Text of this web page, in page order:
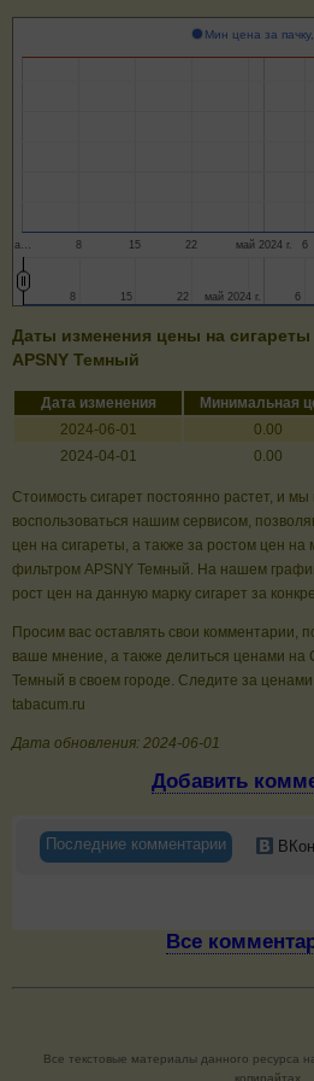
Мин цена за
а… май 2024 г.
8 15 22 6
май 2024 г.
май 2024 г.
8
8 15
15 22
22 6
6
Даты изменения цены на
APSNY Темный
Дата изменения Минимальная
2024-06-01
0.00
2024-04-01
0.00
Стоимость сигарет постоянно растет, и
воспользоваться нашим сервисом,
цен на сигареты, а также за ростом цен на
фильтром APSNY Темный. На нашем
рост цен на данную марку сигарет за
Просим вас оставлять свои комментарии,
ваше мнение, а также делиться ценами на
Темный в своем городе. Следите за
tabacum.ru
Дата обновления: 2024-06-01
Добавить
Последние комментарии
Все
Все текстовые материалы данного ресурса
копирайтах.